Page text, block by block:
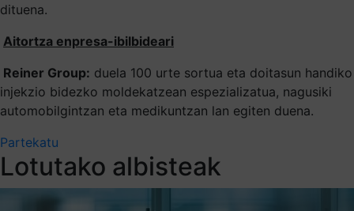
dituena.
Aitortza enpresa-ibilbideari
Reiner Group: duela 100 urte sortua eta doitasun handiko
injekzio bidezko moldekatzean espezializatua, nagusiki
automobilgintzan eta medikuntzan lan egiten duena.
Partekatu
Lotutako albisteak